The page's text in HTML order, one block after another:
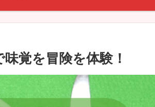
覚を冒険を体験！